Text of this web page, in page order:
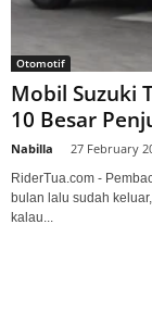
Otomotif
Mobil Suzuki
10 Besar
Nabilla 27 February
RiderTua.com -
bulan lalu sudah
kalau...